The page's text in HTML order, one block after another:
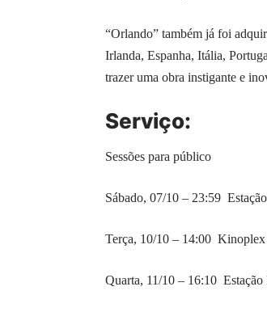
“Orlando” também já foi
Irlanda, Espanha, Itália,
trazer uma obra instigante e
Serviço:
Sessões para público
Sábado, 07/10 – 23:59
Terça, 10/10 – 14:00
Quarta, 11/10 – 16:10